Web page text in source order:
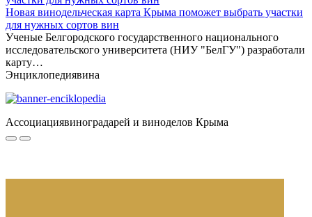
Новая винодельческая карта Крыма поможет выбрать участки
для нужных сортов вин
Ученые Белгородского государственного национального
исследовательского университета (НИУ "БелГУ") разработали
карту…
Энциклопедиявина
Ассоциациявиноградарей и виноделов Крыма